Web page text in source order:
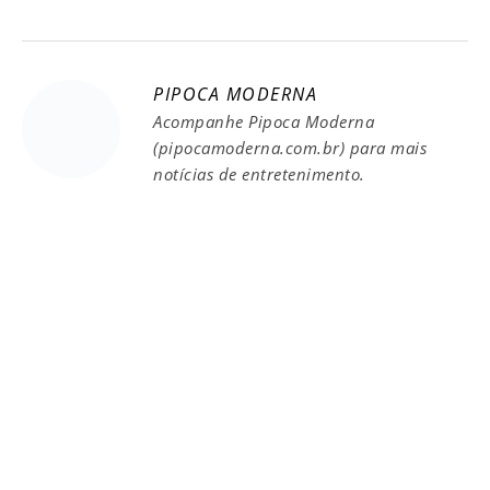
PIPOCA MODERNA
Acompanhe Pipoca Moderna
(pipocamoderna.com.br) para mais
notícias de entretenimento.